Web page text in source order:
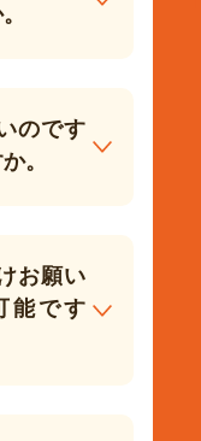
のです
。
お願い
能です